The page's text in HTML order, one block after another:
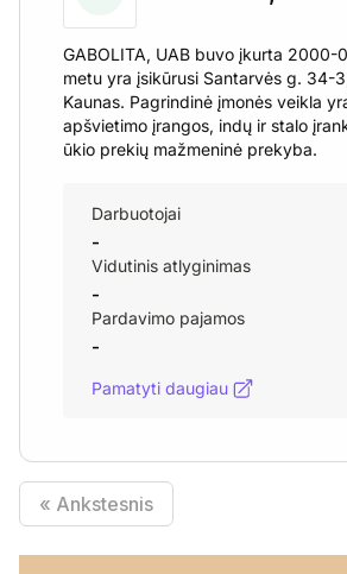
GABOLITA, UAB buvo įkurta 2000-
metu yra įsikūrusi Santarvės g. 34-
Kaunas. Pagrindinė įmonės veikla
apšvietimo įrangos, indų ir stalo
ūkio prekių mažmeninė prekyba.
Darbuotojai
-
Vidutinis atlyginimas
-
Pardavimo pajamos
-
Pamatyti daugiau
« Ankstesnis